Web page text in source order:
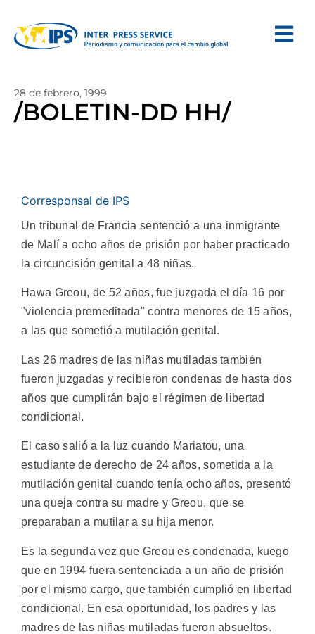
28 de febrero, 1999
/BOLETIN-DD HH/
Corresponsal de IPS
Un tribunal de Francia sentenció a una inmigrante
de Malí a ocho años de prisión por haber practicado
la circuncisión genital a 48 niñas.
Hawa Greou, de 52 años, fue juzgada el día 16 por
"violencia premeditada" contra menores de 15 años,
a las que sometió a mutilación genital.
Las 26 madres de las niñas mutiladas también
fueron juzgadas y recibieron condenas de hasta dos
años que cumplirán bajo el régimen de libertad
condicional.
El caso salió a la luz cuando Mariatou, una
estudiante de derecho de 24 años, sometida a la
mutilación genital cuando tenía ocho años, presentó
una queja contra su madre y Greou, que se
preparaban a mutilar a su hija menor.
Es la segunda vez que Greou es condenada, kuego
que en 1994 fuera sentenciada a un año de prisión
por el mismo cargo, que también cumplió en libertad
condicional. En esa oportunidad, los padres y las
madres de las niñas mutiladas fueron absueltos.